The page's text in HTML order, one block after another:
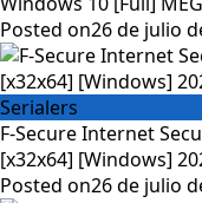
Posted on26 de julio
Serialers
F-Secure Internet
[x32x64] [Windows]
Posted on26 de julio